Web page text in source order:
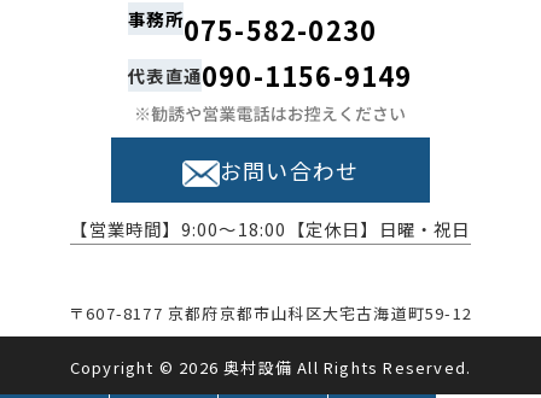
事務所075-582-0230
代表直通090-1156-9149
お問い合わせ
【営業時間】 9:00～18:00 【定休日】 日曜・祝日
〒607-8177 京都府京都市山科区大宅古海道町59-12
Copyright © 2026奥村設備 All Rights Reserved.